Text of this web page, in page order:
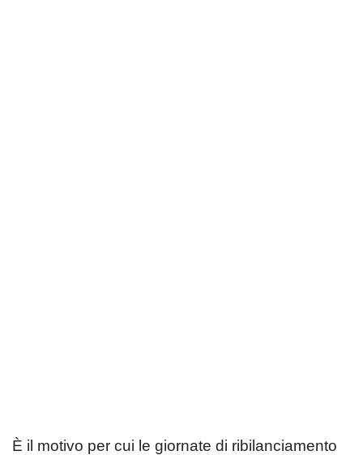
È il motivo per cui le giornate di ribilanciamento